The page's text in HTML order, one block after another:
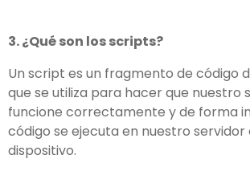
3. ¿Qué son los scripts?
Un script es un fragmento de código
que se utiliza para hacer que nuestro
funcione correctamente y de forma
código se ejecuta en nuestro servidor
dispositivo.